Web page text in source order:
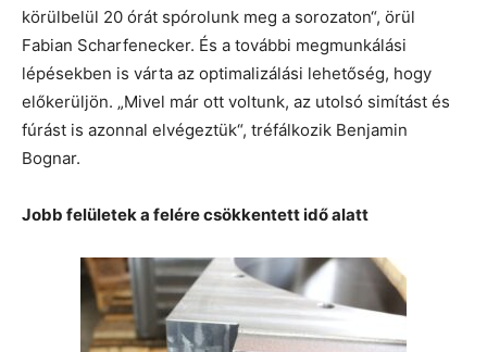
körülbelül 20 órát spórolunk meg a sorozaton“, örül
Fabian Scharfenecker. És a további megmunkálási
lépésekben is várta az optimalizálási lehetőség, hogy
előkerüljön. „Mivel már ott voltunk, az utolsó simítást és
fúrást is azonnal elvégeztük“, tréfálkozik Benjamin
Bognar.
Jobb felületek a felére csökkentett idő alatt